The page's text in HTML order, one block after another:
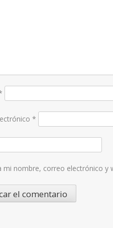
*
mi nombre, correo electrónico y